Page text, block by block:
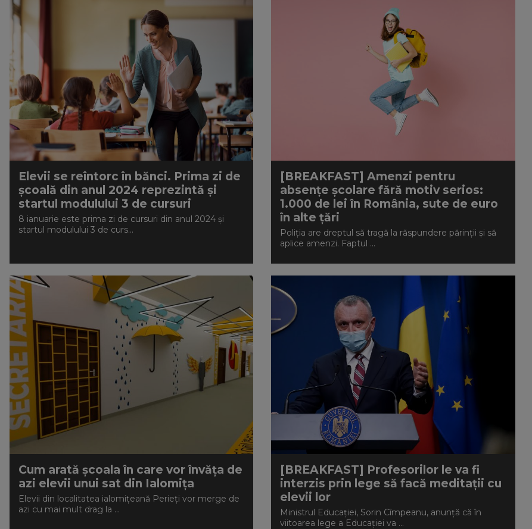
Elevii se reîntorc în bănci. Prima zi de
școală din anul 2024 reprezintă și
startul modulului 3 de cursuri
8 ianuarie este prima zi de cursuri din anul 2024 și
startul modulului 3 de curs...
[BREAKFAST] Amenzi pentru
absențe școlare fără motiv serios:
1.000 de lei în România, sute de euro
în alte țări
Poliția are dreptul să tragă la răspundere părinții și să
aplice amenzi. Faptul ...
Cum arată școala în care vor învăța de
azi elevii unui sat din Ialomița
Elevii din localitatea ialomițeană Perieți vor merge de
azi cu mai mult drag la ...
[BREAKFAST] Profesorilor le va fi
interzis prin lege să facă meditații cu
elevii lor
Ministrul Educaţiei, Sorin Cîmpeanu, anunţă că în
viitoarea lege a Educaţiei va ...